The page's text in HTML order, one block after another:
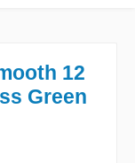
12
Green